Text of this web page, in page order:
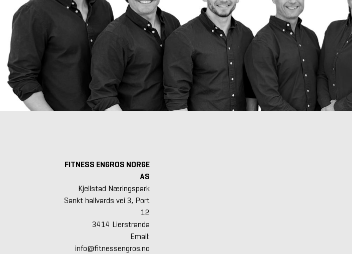
FITNESS ENGROS NORGE
AS
Kjellstad Næringspark
Sankt hallvards vei 3, Port
12
3414 Lierstranda
Email:
info@fitnessengros.no